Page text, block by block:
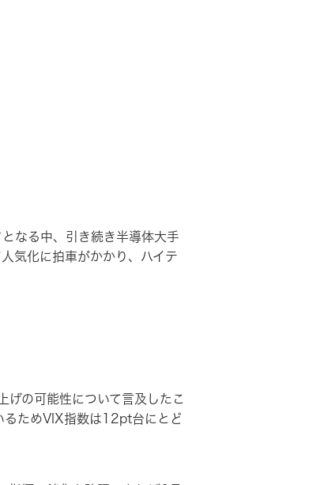
なる中、引き続き半導体大手
気化に拍車がかかり、ハイテ
の可能性について言及したこ
るためVIX指数は12pt台にとど